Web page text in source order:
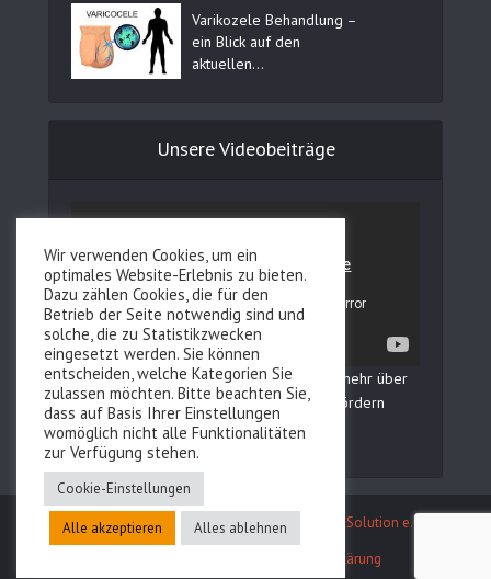
Varikozele Behandlung –
ein Blick auf den
aktuellen...
Unsere Videobeiträge
In unserem YouTube Kanal erfahren Sie mehr über
Fertilovit und wie Sie Ihre Fruchtbarkeit fördern
können!
Entwicklung des Webauftritts durchReboot IT Solution e.U.
Datenschutzerklärung
Wir verwenden Cookies, um ein
optimales Website-Erlebnis zu bieten.
Dazu zählen Cookies, die für den
Betrieb der Seite notwendig sind und
solche, die zu Statistikzwecken
eingesetzt werden. Sie können
entscheiden, welche Kategorien Sie
zulassen möchten. Bitte beachten Sie,
dass auf Basis Ihrer Einstellungen
womöglich nicht alle Funktionalitäten
zur Verfügung stehen.
Cookie-Einstellungen
Alle akzeptieren Alles ablehnen